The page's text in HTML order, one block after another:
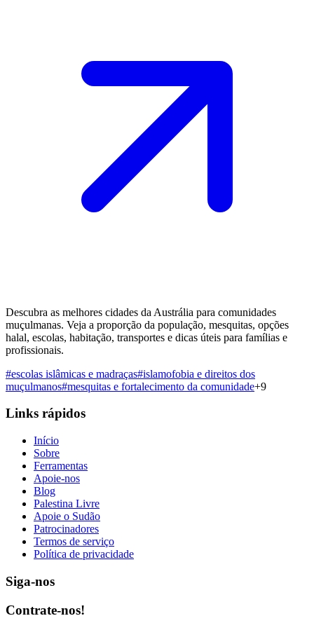
Descubra as melhores cidades da Austrália para comunidades
muçulmanas. Veja a proporção da população, mesquitas, opções
halal, escolas, habitação, transportes e dicas úteis para famílias e
profissionais.
#escolas islâmicas e madraças#islamofobia e direitos dos
muçulmanos#mesquitas e fortalecimento da comunidade+9
Links rápidos
Início
Sobre
Ferramentas
Apoie-nos
Blog
Palestina Livre
Apoie o Sudão
Patrocinadores
Termos de serviço
Política de privacidade
Siga-nos
Contrate-nos!